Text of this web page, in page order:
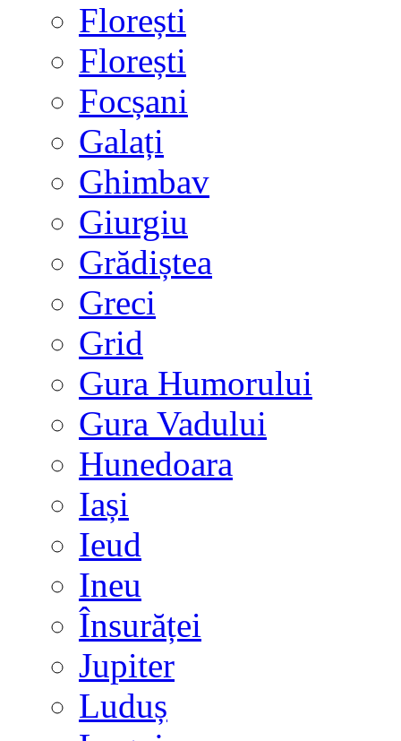
Florești
Florești
Focșani
Galați
Ghimbav
Giurgiu
Grădiștea
Greci
Grid
Gura Humorului
Gura Vadului
Hunedoara
Iași
Ieud
Ineu
Însurăței
Jupiter
Luduș